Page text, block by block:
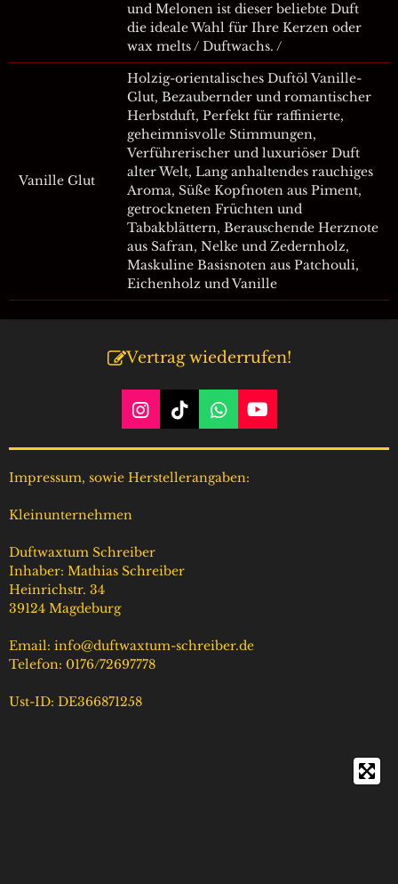
und Melonen ist dieser beliebte Duft
die ideale Wahl für Ihre Kerzen oder
wax melts / Duftwachs. /
Vanille Glut
Holzig-orientalisches Duftöl Vanille-
Glut, Bezaubernder und romantischer
Herbstduft, Perfekt für raffinierte,
geheimnisvolle Stimmungen,
Verführerischer und luxuriöser Duft
alter Welt, Lang anhaltendes rauchiges
Aroma, Süße Kopfnoten aus Piment,
getrockneten Früchten und
Tabakblättern, Berauschende Herznote
aus Safran, Nelke und Zedernholz,
Maskuline Basisnoten aus Patchouli,
Eichenholz und Vanille
Vertrag wiederrufen!
I
n
s
t
a
m
T
i
k
T
W
h
a
t
Y
o
u
Impressum, sowie Herstellerangaben:
Kleinunternehmen
Duftwaxtum Schreiber
Inhaber: Mathias Schreiber
Heinrichstr. 34
39124 Magdeburg
Email: info@duftwaxtum-schreiber.de
Telefon: 0176/72697778
Ust-ID: DE366871258